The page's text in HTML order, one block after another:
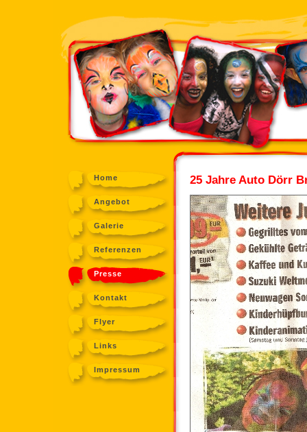
Home
Angebot
Galerie
Referenzen
Presse
Kontakt
Flyer
Links
Impressum
25 Jahre Auto Dörr